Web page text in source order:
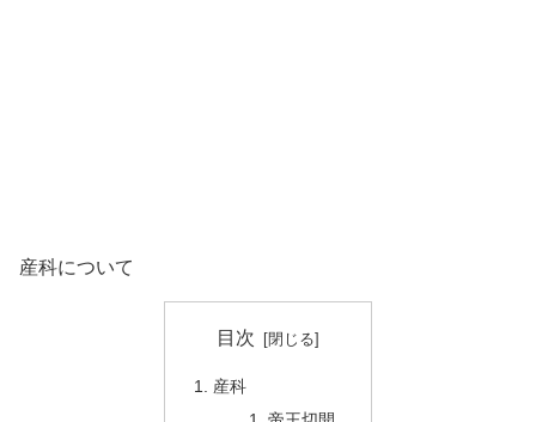
産科について
目次
産科